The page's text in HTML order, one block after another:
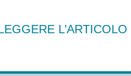
L’ARTICOLO